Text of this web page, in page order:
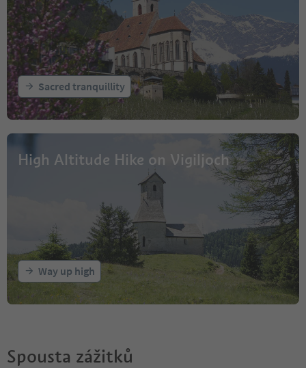
Sacred tranquillity
High Altitude Hike on Vigiljoch
Way up high
Spousta zážitků